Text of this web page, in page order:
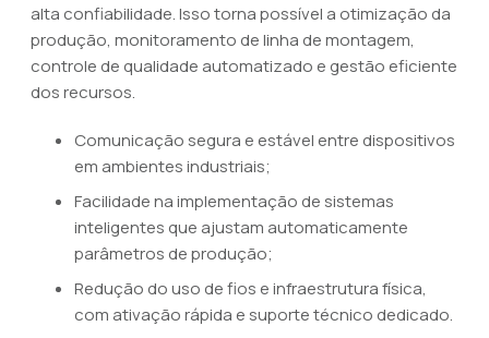
alta confiabilidade. Isso torna possível a otimização da
produção, monitoramento de linha de montagem,
controle de qualidade automatizado e gestão eficiente
dos recursos.
Comunicação segura e estável entre dispositivos
em ambientes industriais;
Facilidade na implementação de sistemas
inteligentes que ajustam automaticamente
parâmetros de produção;
Redução do uso de fios e infraestrutura física,
com ativação rápida e suporte técnico dedicado.